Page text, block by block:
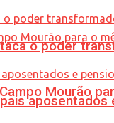
Mourão
o poder